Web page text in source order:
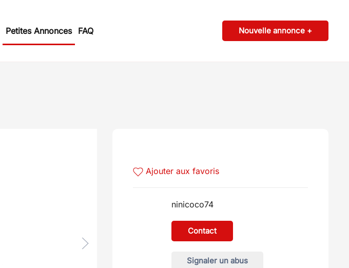
Petites Annonces FAQ Nouvelle annonce +
Ajouter aux favoris
ninicoco74
Contact
Signaler un abus